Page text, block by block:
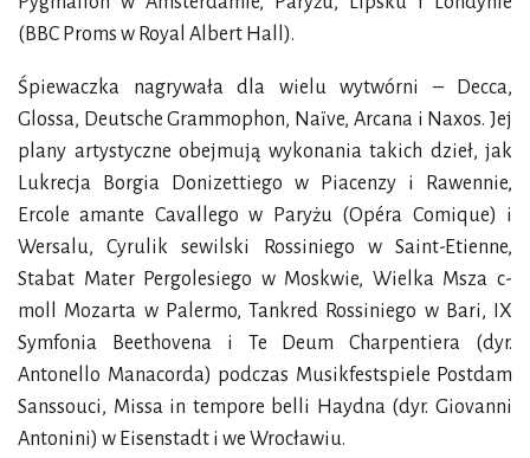
(BBC Proms w Royal Albert Hall).
Śpiewaczka nagrywała dla wielu wytwórni – Decca,
Glossa, Deutsche Grammophon, Naïve, Arcana i Naxos. Jej
plany artystyczne obejmują wykonania takich dzieł, jak
Lukrecja Borgia Donizettiego w Piacenzy i Rawennie,
Ercole amante Cavallego w Paryżu (Opéra Comique) i
Wersalu, Cyrulik sewilski Rossiniego w Saint-Etienne,
Stabat Mater Pergolesiego w Moskwie, Wielka Msza c-
moll Mozarta w Palermo, Tankred Rossiniego w Bari, IX
Symfonia Beethovena i Te Deum Charpentiera (dyr.
Antonello Manacorda) podczas Musikfestspiele Postdam
Sanssouci, Missa in tempore belli Haydna (dyr. Giovanni
Antonini) w Eisenstadt i we Wrocławiu.